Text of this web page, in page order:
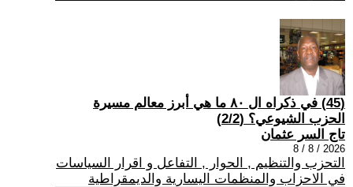
(45) في ذكراه ال ٨٠ ما هي أبرز معالم مسيرة
الحزب الشيوعي؟ (2/2)
تاج السر عثمان
2026 / 8 / 8
التحزب والتنظيم , الحوار , التفاعل و اقرار السياسات
في الاحزاب والمنظمات اليسارية والديمقراطية